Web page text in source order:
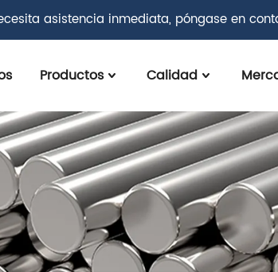
asistencia inmediata, póngase en
Productos Calidad